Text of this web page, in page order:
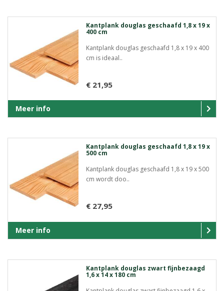
Kantplank douglas geschaafd 1,8 x 19 x
400 cm
Kantplank douglas geschaafd 1,8 x 19 x 400
cm is ideaal..
€ 21,95
Meer info
Kantplank douglas geschaafd 1,8 x 19 x
500 cm
Kantplank douglas geschaafd 1,8 x 19 x 500
cm wordt doo..
€ 27,95
Meer info
Kantplank douglas zwart fijnbezaagd
1,6 x 14 x 180 cm